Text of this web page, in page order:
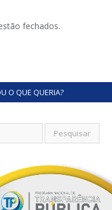
fechados.
O QUE QUERIA?